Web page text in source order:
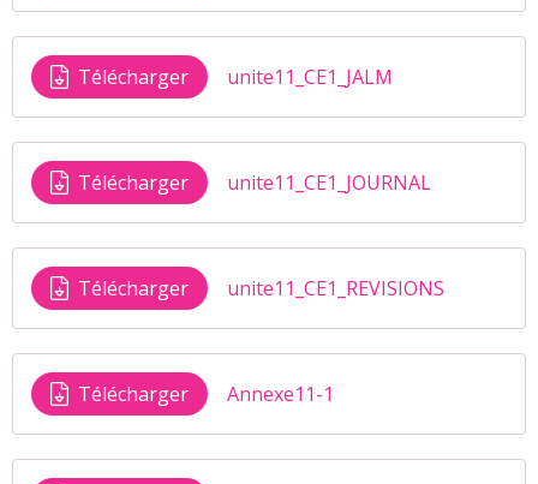
Télécharger unite11_CE1_JALM
Télécharger unite11_CE1_JOURNAL
Télécharger unite11_CE1_REVISIONS
Télécharger Annexe11-1